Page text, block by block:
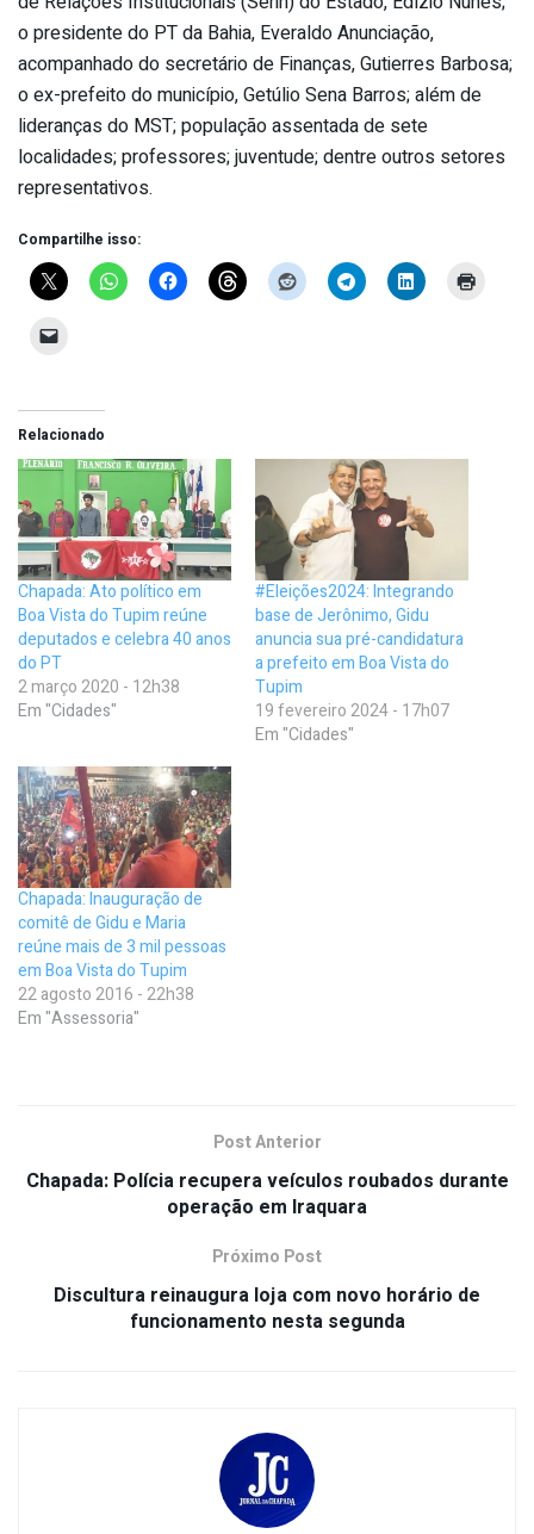
o presidente do PT da Bahia, Everaldo Anunciação,
acompanhado do secretário de Finanças, Gutierres Barbosa;
o ex-prefeito do município, Getúlio Sena Barros; além de
lideranças do MST; população assentada de sete
localidades; professores; juventude; dentre outros setores
representativos.
Compartilhe isso:
Relacionado
Chapada: Ato político em
Boa Vista do Tupim reúne
deputados e celebra 40 anos
do PT
2 março 2020 - 12h38
Em "Cidades"
#Eleições2024: Integrando
base de Jerônimo, Gidu
anuncia sua pré-candidatura
a prefeito em Boa Vista do
Tupim
19 fevereiro 2024 - 17h07
Em "Cidades"
Chapada: Inauguração de
comitê de Gidu e Maria
reúne mais de 3 mil pessoas
em Boa Vista do Tupim
22 agosto 2016 - 22h38
Em "Assessoria"
Post Anterior
Chapada: Polícia recupera veículos roubados durante
operação em Iraquara
Próximo Post
Discultura reinaugura loja com novo horário de
funcionamento nesta segunda